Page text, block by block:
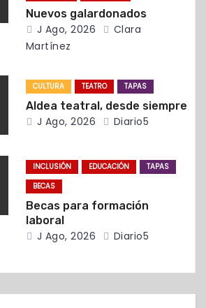
Nuevos galardonados
J Ago, 2026
Clara
Martínez
CULTURA TEATRO TAPAS
Aldea teatral, desde siempre
J Ago, 2026 Diario5
INCLUSIÓN EDUCACIÓN
TAPAS
BECAS
Becas para formación
laboral
J Ago, 2026 Diario5